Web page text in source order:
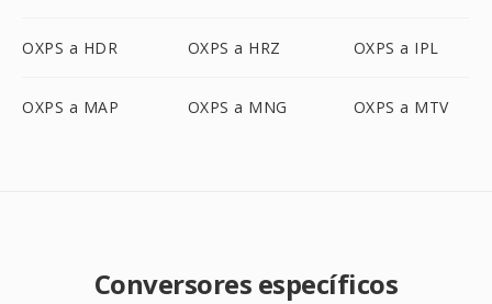
OXPS a HDR OXPS a HRZ OXPS a IPL
OXPS a MAP OXPS a MNG OXPS a MTV
Conversores específicos